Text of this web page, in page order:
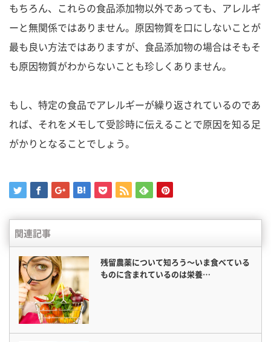
もちろん、これらの食品添加物以外であっても、アレルギ
ーと無関係ではありません。原因物質を口にしないことが
最も良い方法ではありますが、食品添加物の場合はそもそ
も原因物質がわからないことも珍しくありません。
もし、特定の食品でアレルギーが繰り返されているのであ
れば、それをメモして受診時に伝えることで原因を知る足
がかりとなることでしょう。
関連記事
残留農薬について知ろう〜いま食べている
ものに含まれているのは栄養…